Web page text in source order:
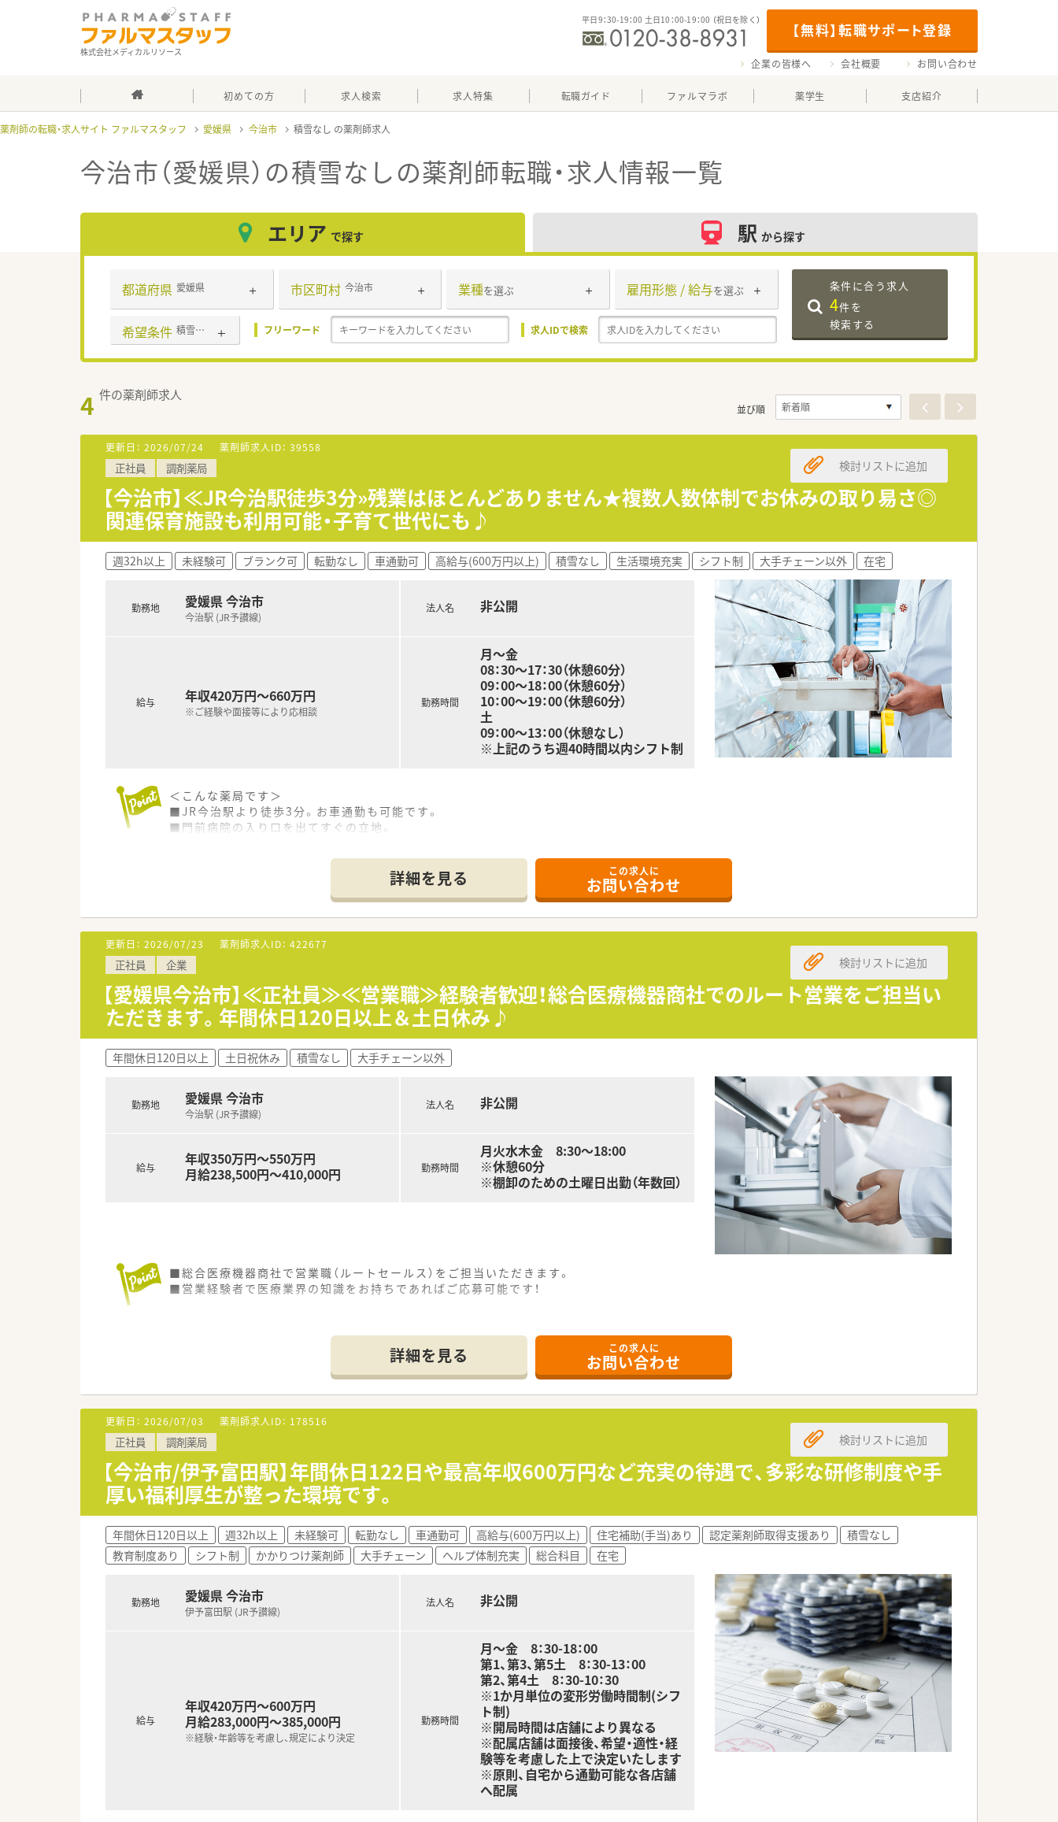
株式会社メディカルリソース
【無料】転職サポート登録
平日9：30-19：00 土日10：00-19：00 （祝日を除く）
企業の皆様へ 会社概要 お問い合わせ
初めての方 求人検索 求人特集 転職ガイド ファルマラボ 薬学生 支店紹介
薬剤師の転職・求人サイト ファルマスタッフ 愛媛県 今治市 積雪なし
今治市（愛媛県）の積雪なしの薬剤師転職・求人情報一覧
エリア で探す 駅 から探す
都道府県 愛媛県 市区町村 今治市 業種を選ぶ 雇用形態 / 給与を選ぶ
希望条件 積雪なし フリーワード 求人IDで検索
条件に合う求人
4件を
検索する
4 件の薬剤師求人
並び順
更新日： 2026/07/24 薬剤師求人ID： 39558
正社員 調剤薬局
【今治市】≪JR今治駅徒歩3分»残業はほとんどありません★複数人数体制でお休みの取り易さ◎
関連保育施設も利用可能・子育て世代にも♪
検討リストに追加
週32h以上 未経験可 ブランク可 転勤なし 車通勤可 高給与(600万円以上) 積雪なし 生活環境充実 シフト制 大手チェーン以外 在宅
勤務地 愛媛県 今治市
今治駅 (JR予讃線)
給与 年収420万円～660万円
※ご経験や面接等により応相談
法人名 非公開
勤務時間
月～金
08：30～17：30（休憩60分）
09：00～18：00（休憩60分）
10：00～19：00（休憩60分）
土
09：00～13：00（休憩なし）
※上記のうち週40時間以内シフト制
＜こんな薬局です＞
■JR今治駅より徒歩3分。お車通勤も可能です。
■門前病院の入り口を出てすぐの立地。
■残業ほぼなし！発生した場合も1日30分程度です。
■薬剤師複数名体制！管理薬剤師は女性です。
■薬剤師の皆様が働きやすい職場環境整備に取り組んでいる薬局です。
全自動錠剤包装機、2次元バーコード、水剤監査システム等。
＜業務内容＞
■調剤・投薬・監査など外来処方箋対応を主にお願いいたします。
■内科・循環器科・消化器科・整形外科・外科・小児科などの処方箋を取り扱います。
■処方箋枚数は1日あたり平均130枚。
■在宅患者様の対応も行っており、これまでのご経験やご入職後の状況に応じてご担当頂く場合もございます。
＜研修制度＞
＜法人特徴＞
店舗異動などもございませんので腰を据えて同じ環境で働きたい方におすすめ。
■関連の保育施設もあり、利用のご相談が可能。
■定年勤続表彰制度などもございます。
等々…少しでも気になった方はお気軽にお問い合わせ下さい。
詳細を見る この求人に
お問い合わせ
更新日： 2026/07/23 薬剤師求人ID： 422677
正社員 企業
【愛媛県今治市】≪正社員≫≪営業職≫経験者歓迎！総合医療機器商社でのルート営業をご担当い
ただきます。年間休日120日以上＆土日休み♪
検討リストに追加
年間休日120日以上 土日祝休み 積雪なし 大手チェーン以外
勤務地 愛媛県 今治市
今治駅 (JR予讃線)
給与
年収350万円～550万円
月給238,500円～410,000円
法人名 非公開
勤務時間
月火水木金 8:30～18:00
※休憩60分
※棚卸のための土曜日出勤（年数回）
■総合医療機器商社で営業職（ルートセールス）をご担当いただきます。
■営業経験者で医療業界の知識をお持ちであればご応募可能です！
■昭和25年設立の歴史ある企業さまです。
■お客様のニーズに対応する総合医療機器商社としてサービスのあり方を常に見直し、
良きパートナーとして「付加価値」を提供できる企業を目指します。
■「常に信義を重んじる」「感謝の心で社会に奉仕する」という姿勢を
一貫して持ち続けることが厚い信頼につながると考えています。
■常に真心と礼儀を忘れず高い向上心とチャレンジ精神をもって、医療の未来を切り拓き社会に貢献できる企業です。
■医療行政が取り組む「地域包括ケアシステム」などの医療制度が大きく変化する中で、
お客様に寄り添ったソリューションを提供し続けています。
■社員一人ひとりが医療機器サービスのプロとしての知識と自覚を持ち、
万全の管理体制のもと医療の最前線を捉えた事業を展開しています。
・・・こんな方を求めています・・・
■医療機器営業の経験をお持ちの方
■何らかの営業経験をお持ちで医療業界の知識をお持ちの方
詳細を見る この求人に
お問い合わせ
更新日： 2026/07/03 薬剤師求人ID： 178516
正社員 調剤薬局
【今治市/伊予富田駅】年間休日122日や最高年収600万円など充実の待遇で、多彩な研修制度や手
厚い福利厚生が整った環境です。
検討リストに追加
年間休日120日以上 週32h以上 未経験可 転勤なし 車通勤可 高給与(600万円以上) 住宅補助(手当)あり 認定薬剤師取得支援あり
積雪なし
教育制度あり
シフト制 かかりつけ薬剤師 大手チェーン ヘルプ体制充実 総合科目 在宅
勤務地 愛媛県 今治市
伊予富田駅 (JR予讃線)
給与
年収420万円～600万円
月給283,000円～385,000円
※経験・年齢等を考慮し、規定により決定
法人名 非公開
勤務時間
月～金 8：30-18：00
第1、第3、第5土 8：30-13：00
第2、第4土 8：30-10：30
※1か月単位の変形労働時間制(シフ
ト制)
※開局時間は店舗により異なる
※配属店舗は面接後、希望・適性・経
験等を考慮した上で決定いたします
※原則、自宅から通勤可能な各店舗
へ配属